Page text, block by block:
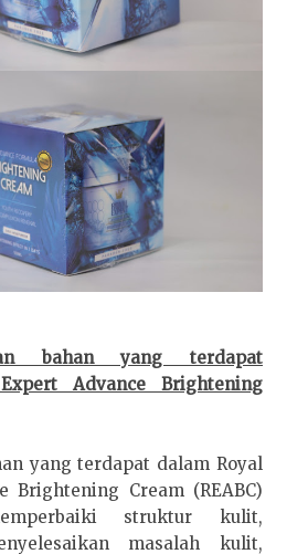
bahan yang terdapat
Advance Brightening
yang terdapat dalam Royal
Brightening Cream (REABC)
struktur kulit,
masalah kulit,